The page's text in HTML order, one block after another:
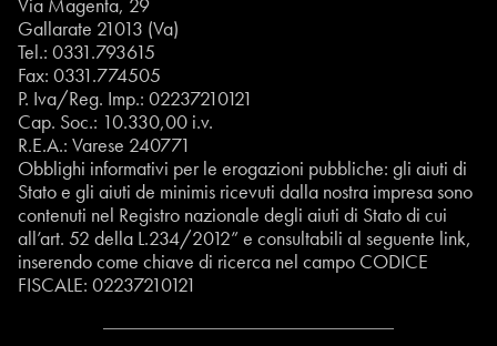
Via Magenta, 29
Gallarate 21013 (Va)
Tel.: 0331.793615
Fax: 0331.774505
P. Iva/Reg. Imp.: 02237210121
Cap. Soc.: 10.330,00 i.v.
R.E.A.: Varese 240771
Obblighi informativi per le erogazioni pubbliche: gli aiuti di
Stato e gli aiuti de minimis ricevuti dalla nostra impresa sono
contenuti nel Registro nazionale degli aiuti di Stato di cui
all’art. 52 della L.234/2012” e consultabili al seguente link,
inserendo come chiave di ricerca nel campo CODICE
FISCALE: 02237210121